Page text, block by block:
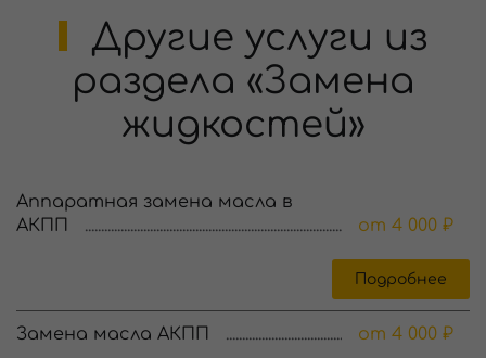
Другие услуги из
раздела «Замена
жидкостей»
Аппаратная замена масла в
АКПП
от 4 000 ₽
Подробнее
Замена масла АКПП от 4 000 ₽